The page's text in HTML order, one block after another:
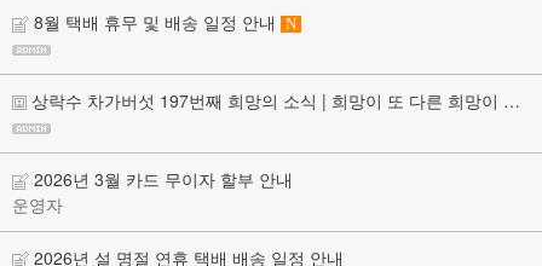
8월 택배 휴무 및 배송 일정 안내 N
상락수 차가버섯 197번째 희망의 소식 | 희망이 또 다른 희망이 되어 전해졌습니다.
2026년 3월 카드 무이자 할부 안내
운영자
2026년 설 명절 연휴 택배 배송 일정 안내